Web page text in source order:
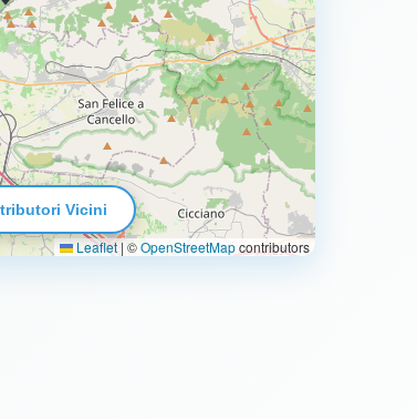
Leaflet | ©OpenStreetMapcontributors
Vicini